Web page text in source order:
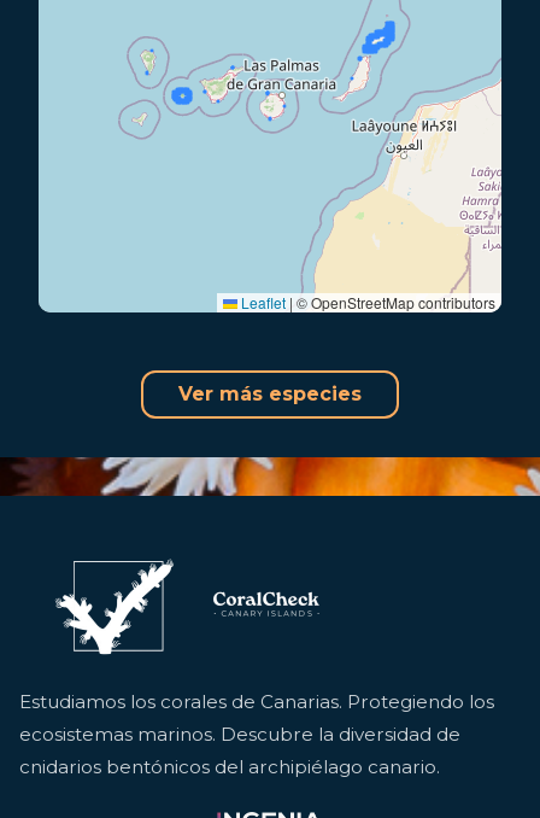
Leaflet | © OpenStreetMap contributors
Ver más especies
Estudiamos los corales de Canarias. Protegiendo los
ecosistemas marinos. Descubre la diversidad de
cnidarios bentónicos del archipiélago canario.